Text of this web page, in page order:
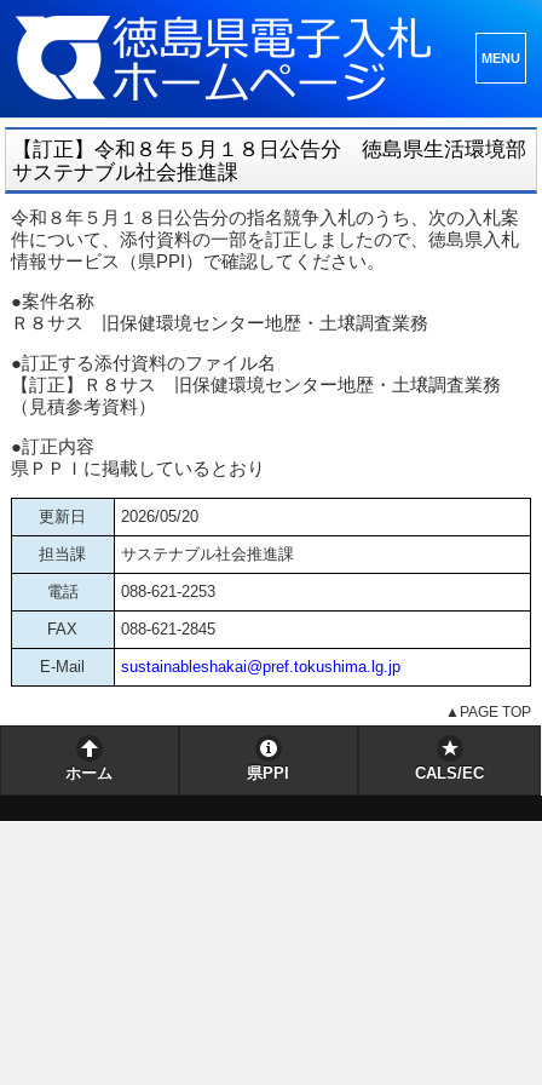
ーとウ
ィジェ
ット
【訂正】令和８年５月１８日公告分 徳島県生活環境部
サステナブル社会推進課
令和８年５月１８日公告分の指名競争入札のうち、次の入札案
件について、添付資料の一部を訂正しましたので、徳島県入札
情報サービス（県PPI）で確認してください。
●案件名称
Ｒ８サス 旧保健環境センター地歴・土壌調査業務
●訂正する添付資料のファイル名
【訂正】Ｒ８サス 旧保健環境センター地歴・土壌調査業務
（見積参考資料）
●訂正内容
県ＰＰＩに掲載しているとおり
更新日 2026/05/20
担当課 サステナブル社会推進課
電話 088-621-2253
FAX 088-621-2845
E-Mail sustainableshakai@pref.tokushima.lg.jp
▲PAGE TOP
ホーム 県PPI CALS/EC